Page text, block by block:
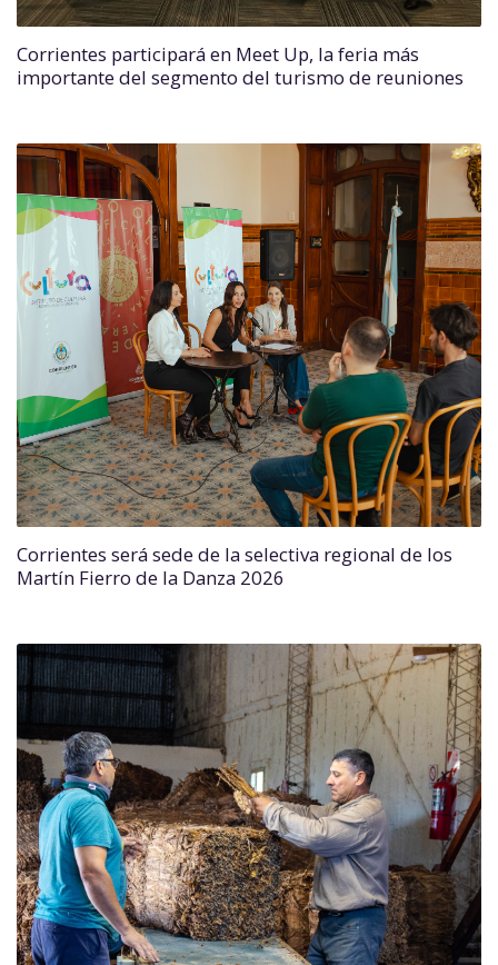
Corrientes participará en Meet Up, la feria más
importante del segmento del turismo de reuniones
Corrientes será sede de la selectiva regional de los
Martín Fierro de la Danza 2026